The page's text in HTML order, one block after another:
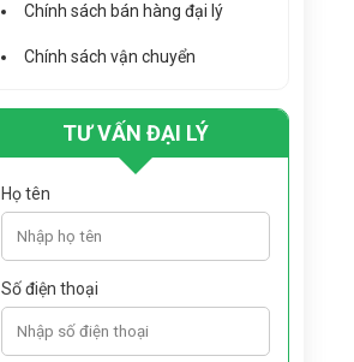
Chính sách bán hàng đại lý
Chính sách vận chuyển
TƯ VẤN ĐẠI LÝ
Họ tên
Số điện thoại